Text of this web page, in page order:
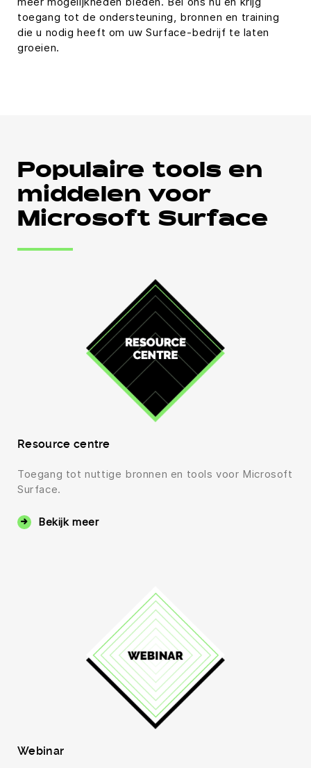
toegang tot de ondersteuning, bronnen en training
die u nodig heeft om uw Surface-bedrijf te laten
groeien.
Populaire tools en
middelen voor
Microsoft Surface
Resource centre
Toegang tot nuttige bronnen en tools voor Microsoft
Surface.
Bekijk meer
Webinar